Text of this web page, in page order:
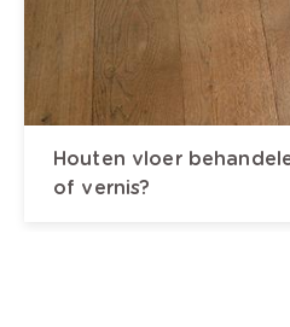
Houten vloer
of vernis?